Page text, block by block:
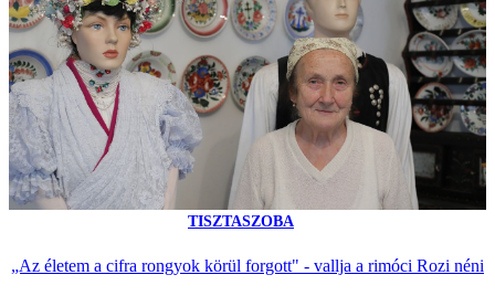
TISZTASZOBA
„Az életem a cifra rongyok körül forgott" - vallja a rimóci Rozi néni